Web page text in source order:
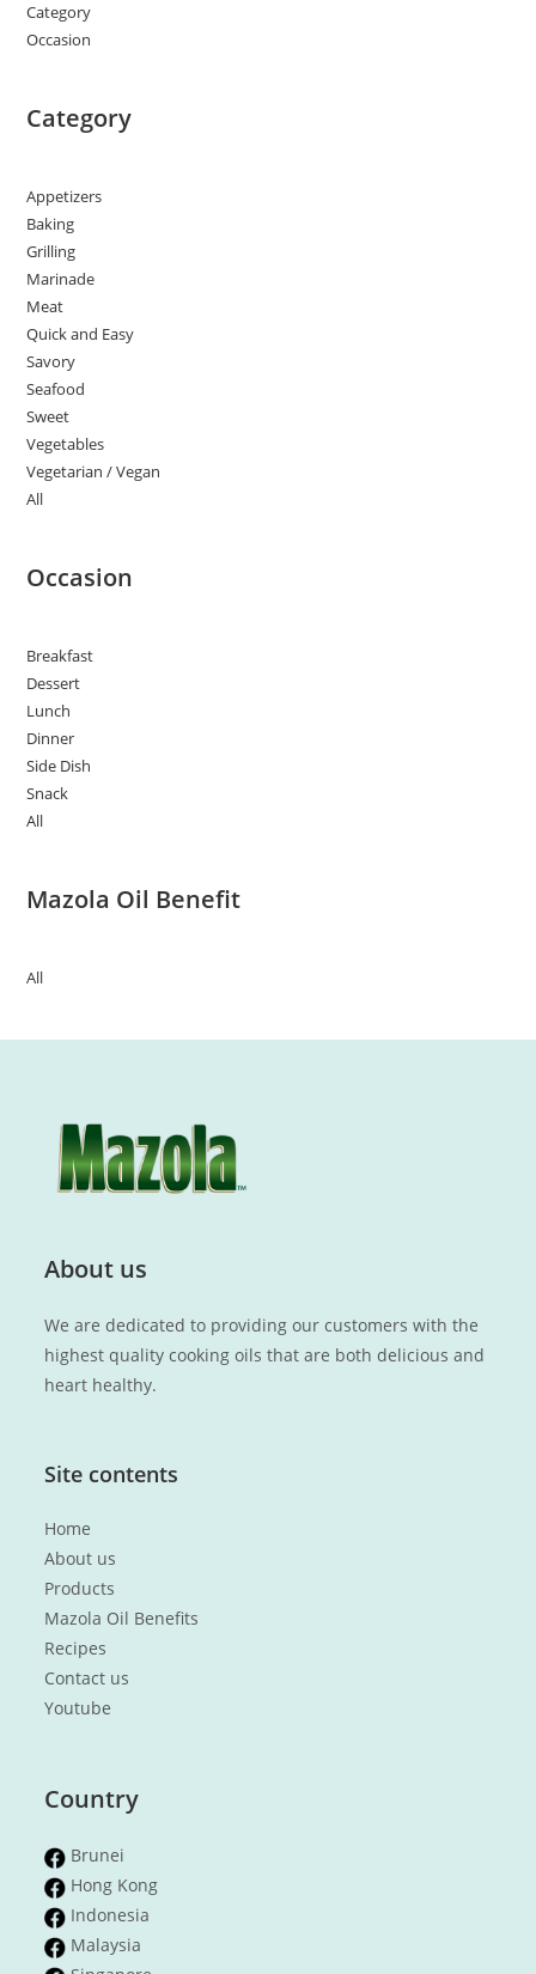
Category
Occasion
Category
Appetizers
Baking
Grilling
Marinade
Meat
Quick and Easy
Savory
Seafood
Sweet
Vegetables
Vegetarian / Vegan
All
Occasion
Breakfast
Dessert
Lunch
Dinner
Side Dish
Snack
All
Mazola Oil Benefit
All
About us
We are dedicated to providing our customers with the
highest quality cooking oils that are both delicious and
heart healthy.
Site contents
Home
About us
Products
Mazola Oil Benefits
Recipes
Contact us
Youtube
Country
Brunei
Hong Kong
Indonesia
Malaysia